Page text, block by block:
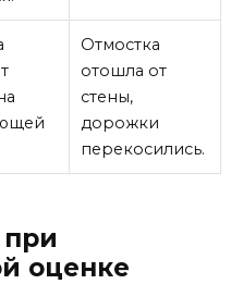
Отмостка
отошла от
стены,
дорожки
перекосились.
оценке